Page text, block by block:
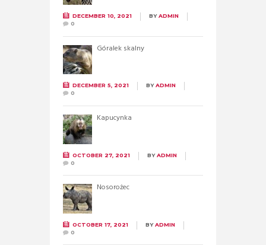
DECEMBER 10, 2021 BYADMIN
0
Góralek skalny
DECEMBER 5, 2021 BYADMIN
0
Kapucynka
OCTOBER 27, 2021 BYADMIN
0
Nosorożec
OCTOBER 17, 2021 BYADMIN
0